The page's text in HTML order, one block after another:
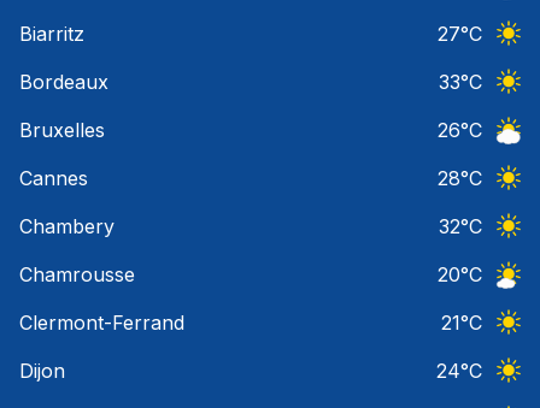
Biarritz
27°C
Bordeaux
33°C
Bruxelles
26°C
Cannes
28°C
Chambery
32°C
Chamrousse
20°C
Clermont-Ferrand
21°C
Dijon
24°C